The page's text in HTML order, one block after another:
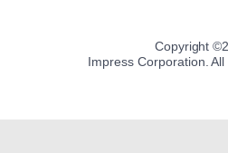
Copyright ©
Impress Corporation. All